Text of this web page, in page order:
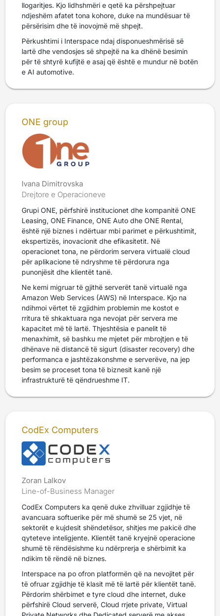
llogaritjes. Kjo lidhshmëri e qetë ka përshpejtuar
ndjeshëm afatet tona kohore, duke na mundësuar të
përsërisim dhe të inovojmë më shpejt.
Përkushtimi i Interspace ndaj disponueshmërisë së
lartë dhe vendosjes së shpejtë na ka dhënë besimin
për të shtyrë kufijtë e asaj që është e mundur në botën
e AI automotive.
ONE group
Ivana Dimitrovska
Drejtore e Operacioneve
Grupi ONE, përfshirë institucionet dhe kompanitë ONE
Leasing, ONE Finance, ONE Auto dhe ONE Rental,
është një biznes i ndërtuar mbi parimet e përkushtimit,
ekspertizës, inovacionit dhe efikasitetit. Në
operacionet tona, ne përdorim servera virtualë cloud
për aplikacione të ndryshme të përdorura nga
punonjësit dhe klientët tanë.
Ne kemi migruar të gjithë serverët tanë virtualë nga
Amazon Web Services (AWS) në Interspace. Kjo na
ndihmoi vërtet të zgjidhim problemin me kostot e
rritura të shkaktuara nga nevojat për servera me
kapacitet më të lartë. Thjeshtësia e panelit të
menaxhimit, së bashku me mjetet për mbrojtjen e të
dhënave në distancë të sigurt (disaster recovery) dhe
performanca e jashtëzakonshme e serverëve, na jep
besim se proceset tona të biznesit kanë një
infrastrukturë të qëndrueshme IT.
CodEx Computers
Zoran Lalkov
Line-of-Business Manager
CodEx Computers ka qenë duke zhvilluar zgjidhje të
avancuara softuerike për më shumë se 25 vjet, në
sektorët e kujdesit shëndetësor, shitjes me pakicë dhe
qyteteve inteligjente. Klientët tanë kryejnë operacione
shumë të rëndësishme ku ndërprerja e shërbimit ka
ndikim të rëndë në biznes.
Interspace na po ofron platformën që na nevojitet për
të ofruar zgjidhje të klasit më të lartë për klientët tanë.
Përdorim shërbimet e tyre cloud dhe internet, duke
përfshirë Cloud serverë, Cloud rrjete private, Virtual